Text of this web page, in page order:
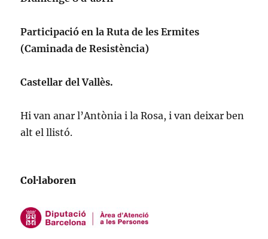
Participació en la Ruta de les Ermites
(Caminada de Resistència)
Castellar del Vallès.
Hi van anar l’Antònia i la Rosa, i van deixar ben
alt el llistó.
Col·laboren